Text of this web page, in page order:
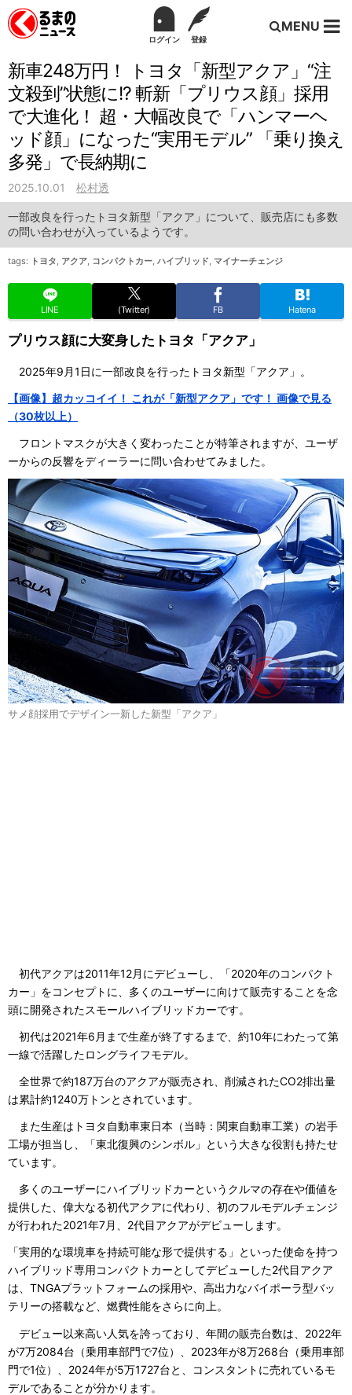
ログイン 登録
MENU
新車248万円！ トヨタ「新型アクア」“注
文殺到”状態に!? 斬新「プリウス顔」採用
で大進化！ 超・大幅改良で「ハンマーヘ
ッド顔」になった“実用モデル” 「乗り換え
多発」で長納期に
2025.10.01 松村透
一部改良を行ったトヨタ新型「アクア」について、販売店にも多数
の問い合わせが入っているようです。
tags: トヨタ, アクア, コンパクトカー, ハイブリッド, マイナーチェンジ
LINE (Twitter) FB Hatena
プリウス顔に大変身したトヨタ「アクア」
2025年9月1日に一部改良を行ったトヨタ新型「アクア」。
【画像】超カッコイイ！ これが「新型アクア」です！ 画像で見る
（30枚以上）
フロントマスクが大きく変わったことが特筆されますが、ユーザ
ーからの反響をディーラーに問い合わせてみました。
サメ顔採用でデザイン一新した新型「アクア」
初代アクアは2011年12月にデビューし、「2020年のコンパクト
カー」をコンセプトに、多くのユーザーに向けて販売することを念
頭に開発されたスモールハイブリッドカーです。
初代は2021年6月まで生産が終了するまで、約10年にわたって第
一線で活躍したロングライフモデル。
全世界で約187万台のアクアが販売され、削減されたCO2排出量
は累計約1240万トンとされています。
また生産はトヨタ自動車東日本（当時：関東自動車工業）の岩手
工場が担当し、「東北復興のシンボル」という大きな役割も持たせ
ています。
多くのユーザーにハイブリッドカーというクルマの存在や価値を
提供した、偉大なる初代アクアに代わり、初のフルモデルチェンジ
が行われた2021年7月、2代目アクアがデビューします。
「実用的な環境車を持続可能な形で提供する」といった使命を持つ
ハイブリッド専用コンパクトカーとしてデビューした2代目アクア
は、TNGAプラットフォームの採用や、高出力なバイポーラ型バッ
テリーの搭載など、燃費性能をさらに向上。
デビュー以来高い人気を誇っており、年間の販売台数は、2022年
が7万2084台（乗用車部門で7位）、2023年が8万268台（乗用車部
門で1位）、2024年が5万1727台と、コンスタントに売れているモ
デルであることが分かります。